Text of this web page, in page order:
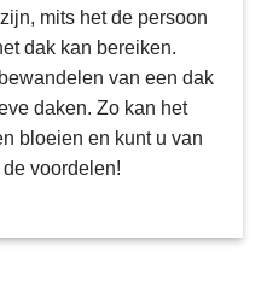
mits het de persoon
dak kan bereiken.
van een dak
daken. Zo kan het
bloeien en kunt u van
voordelen!